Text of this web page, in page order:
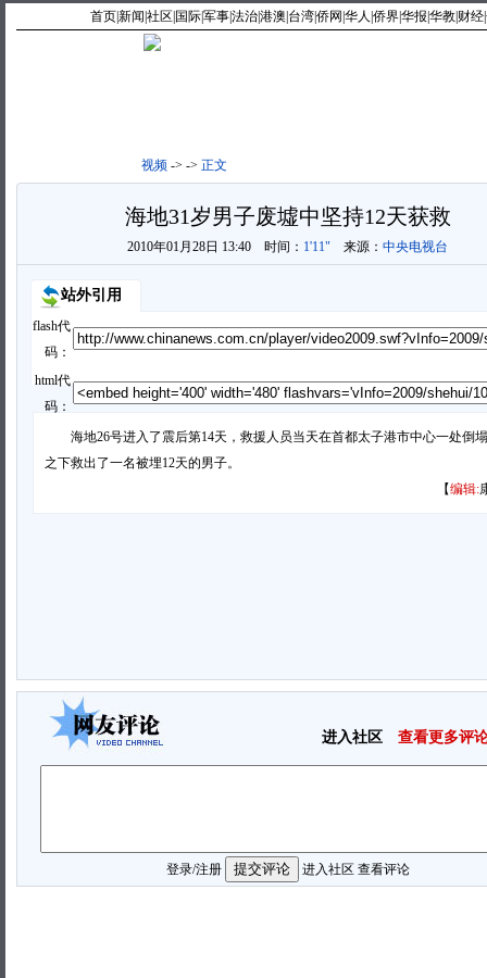
首页新闻 社区 国际军事法治港澳 台湾侨网 华人 侨界华报 华教 财经
视频 -> -> 正文
海地31岁男子废墟中坚持12天获救
2010年01月28日 13:40 时间： 1'11" 来源： 中央电视台
站外引用
flash代
码：
html代
码：
海地26号进入了震后第14天，救援人员当天在首都太子港市中心一处倒
之下救出了一名被埋12天的男子。
【编辑:
进入社区 查看更多评
登录/注册 进入社区 查看评论